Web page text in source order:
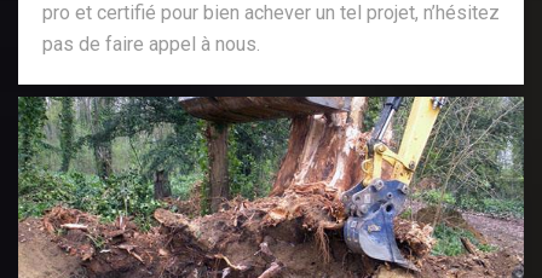
pro et certifié pour bien achever un tel projet, n’hésitez
pas de faire appel à nous.